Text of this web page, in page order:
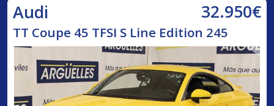
Audi 32.950€
TT Coupe 45 TFSI S Line Edition 245